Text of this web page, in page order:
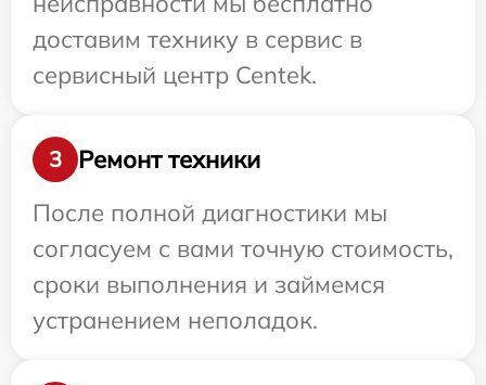
доставим технику в сервис в
сервисный центр Centek.
3
Ремонт техники
После полной диагностики мы
согласуем с вами точную стоимость,
сроки выполнения и займемся
устранением неполадок.